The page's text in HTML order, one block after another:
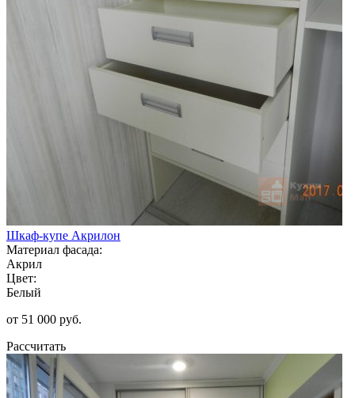
Шкаф-купе Акрилон
Материал фасада:
Акрил
Цвет:
Белый
от 51 000 руб.
Рассчитать